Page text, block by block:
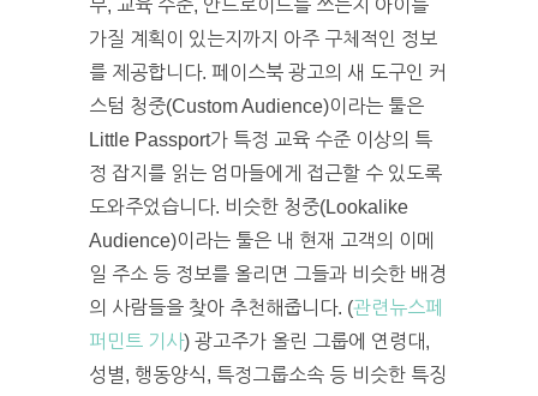
무, 교육 수준, 안드로이드를 쓰는지 아이를
가질 계획이 있는지까지 아주 구체적인 정보
를 제공합니다. 페이스북 광고의 새 도구인 커
스텀 청중(Custom Audience)이라는 툴은
Little Passport가 특정 교육 수준 이상의 특
정 잡지를 읽는 엄마들에게 접근할 수 있도록
도와주었습니다. 비슷한 청중(Lookalike
Audience)이라는 툴은 내 현재 고객의 이메
일 주소 등 정보를 올리면 그들과 비슷한 배경
의 사람들을 찾아 추천해줍니다. (관련뉴스페
퍼민트 기사) 광고주가 올린 그룹에 연령대,
성별, 행동양식, 특정그룹소속 등 비슷한 특징